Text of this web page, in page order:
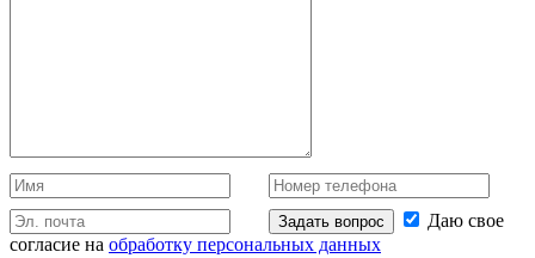
Задать вопрос
Даю свое
согласие на обработку персональных данных